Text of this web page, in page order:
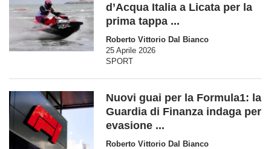
d’Acqua Italia a Licata per la
prima tappa ...
Roberto Vittorio Dal Bianco
25 Aprile 2026
SPORT
Nuovi guai per la Formula1: la
Guardia di Finanza indaga per
evasione ...
Roberto Vittorio Dal Bianco